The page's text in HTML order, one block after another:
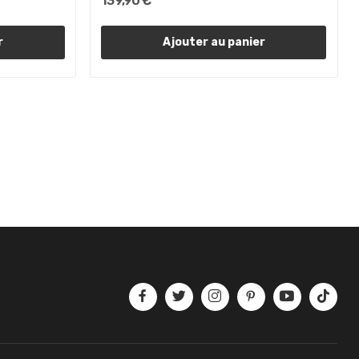
Ajouter au panier